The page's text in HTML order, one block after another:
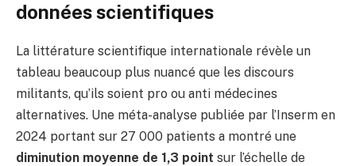
données scientifiques
La littérature scientifique internationale révèle un
tableau beaucoup plus nuancé que les discours
militants, qu’ils soient pro ou anti médecines
alternatives. Une méta-analyse publiée par l’Inserm en
2024 portant sur 27 000 patients a montré une
diminution moyenne de 1,3 point sur l’échelle de